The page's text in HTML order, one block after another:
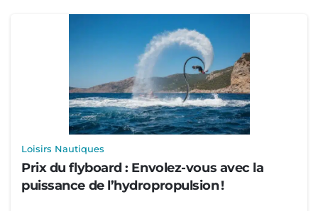
Loisirs Nautiques
Prix du flyboard : Envolez-vous avec la
puissance de l’hydropropulsion !